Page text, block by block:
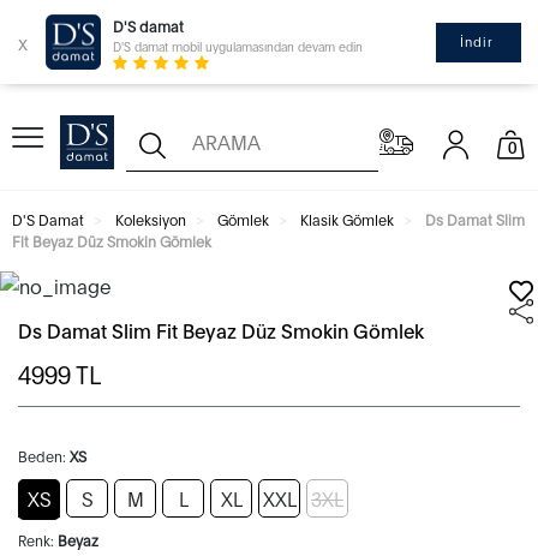
x
D'S damat
D'S damat mobil uygulamasından devam edin İndir
0
D'S Damat Koleksiyon Gömlek Klasik Gömlek
Ds Damat Slim
Fit Beyaz Düz Smokin Gömlek
Ds Damat Slim Fit Beyaz Düz Smokin Gömlek
4999TL
Beden: XS
XS S M L XL XXL 3XL
Renk: Beyaz